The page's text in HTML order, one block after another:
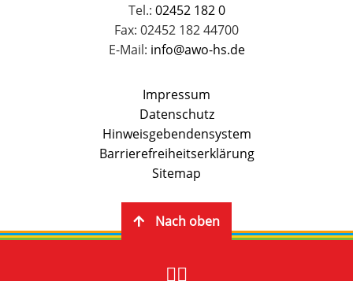
Tel.: 02452 182 0
Fax: 02452 182 44700
E-Mail: info@awo-hs.de
Impressum
Datenschutz
Hinweisgebendensystem
Barrierefreiheitserklärung
Sitemap
Nach oben